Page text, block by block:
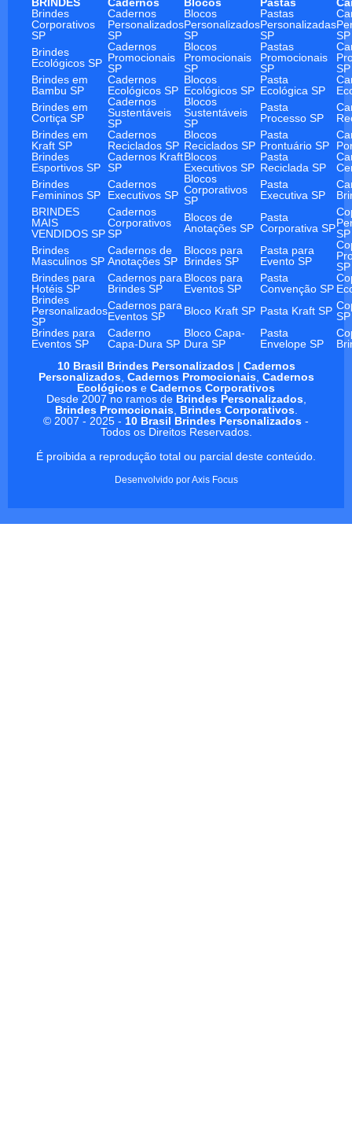
Brindes
Corporativos
SP
Cadernos
Personalizados
SP
Blocos
Personalizados
SP
Pastas
Personalizadas
SP
SP
Brindes
Ecológicos SP
Cadernos
Promocionais
SP
Blocos
Promocionais
SP
Pastas
Promocionais
SP
SP
Brindes em
Bambu SP
Cadernos
Ecológicos SP
Blocos
Ecológicos SP
Pasta
Ecológica SP
Brindes em
Cortiça SP
Cadernos
Sustentáveis
SP
Blocos
Sustentáveis
SP
Pasta
Processo SP
Brindes em
Kraft SP
Cadernos
Reciclados SP
Blocos
Reciclados SP
Pasta
Prontuário SP
Brindes
Esportivos SP
Cadernos Kraft
SP
Blocos
Executivos SP
Pasta
Reciclada SP
Brindes
Femininos SP
Cadernos
Executivos SP
Blocos
Corporativos
SP
Pasta
Executiva SP
BRINDES
MAIS
VENDIDOS SP
Cadernos
Corporativos
SP
Blocos de
Anotações SP
Pasta
Corporativa SPSP
Brindes
Masculinos SP
Cadernos de
Anotações SP
Blocos para
Brindes SP
Pasta para
Evento SP
SP
Brindes para
Hotéis SP
Cadernos para
Brindes SP
Blocos para
Eventos SP
Pasta
Convenção SP
Brindes
Personalizados
SP
Cadernos para
Eventos SP
Bloco Kraft SP Pasta Kraft SP SP
Brindes para
Eventos SP
Caderno
Capa-Dura SP
Bloco Capa-
Dura SP
Pasta
Envelope SP
10 Brasil Brindes Personalizados| Cadernos
Personalizados, Cadernos Promocionais, Cadernos
Ecológicos e Cadernos Corporativos
Desde 2007 no ramos de Brindes Personalizados,
Brindes Promocionais, Brindes Corporativos.
© 2007 - 2025 - 10 Brasil Brindes Personalizados -
Todos os Direitos Reservados.
É proibida a reprodução total ou parcial deste conteúdo.
Desenvolvido porAxis Focus